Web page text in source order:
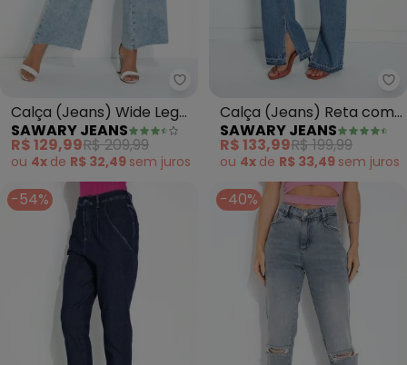
Sawary Jeans - Calça (Jeans)
Calça (Jeans) Wide Leg
com Bolsos Sawary
SAWARY JEANS
R$ 129,99R$ 209,99
ou 4x de R$ 32,49 sem juros
Calça (Jeans) Reta com
Fendas Sawary
SAWARY JEANS
R$ 133,99R$ 199,99
ou 4x de R$ 33,49 sem juros
-54% -40%